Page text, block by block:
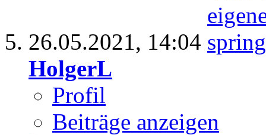
26.05.2021, 14:04
HolgerL
Profil
Beiträge anzeigen